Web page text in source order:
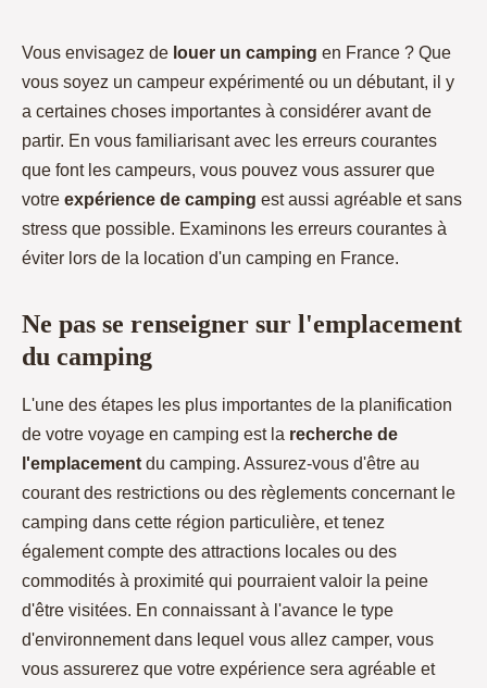
Tout ce que vous devez savoir
avant de louer un camping
Anais• 9 janvier 2023•3 min de lecture
Vous envisagez de louer un camping en France ? Que
vous soyez un campeur expérimenté ou un débutant, il y
a certaines choses importantes à considérer avant de
partir. En vous familiarisant avec les erreurs courantes
que font les campeurs, vous pouvez vous assurer que
votre expérience de camping est aussi agréable et sans
stress que possible. Examinons les erreurs courantes à
éviter lors de la location d'un camping en France.
Ne pas se renseigner sur l'emplacement
du camping
L'une des étapes les plus importantes de la planification
de votre voyage en camping est la recherche de
l'emplacement du camping. Assurez-vous d'être au
courant des restrictions ou des règlements concernant le
camping dans cette région particulière, et tenez
également compte des attractions locales ou des
commodités à proximité qui pourraient valoir la peine
d'être visitées. En connaissant à l'avance le type
d'environnement dans lequel vous allez camper, vous
vous assurerez que votre expérience sera agréable et